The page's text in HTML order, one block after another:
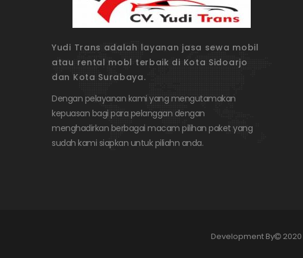
Yudi Trans adalah layanan jasa sewa mobil
atau rental mobl terbaik di Kota Sidoarjo
dan Kota Surabaya.
Dengan pelayanan kami yang mengutamakan
kepuasan bagi para pelanggan dengan
menghadirkan berbagai macam pilihan paket yang
sudah kami siapkan untuk piliahn anda.
Development By 2020